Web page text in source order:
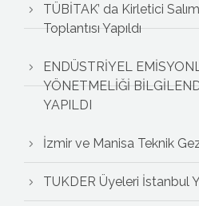
TÜBİTAK’ da Kirletici
Toplantısı Yapıldı
ENDÜSTRİYEL
YÖNETMELİĞİ
YAPILDI
İzmir ve Manisa Teknik
TUKDER Üyeleri İstanbul